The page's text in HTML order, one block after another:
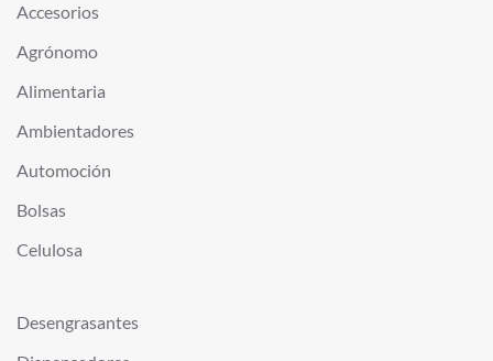
Accesorios
Agrónomo
Alimentaria
Ambientadores
Automoción
Bolsas
Celulosa
Desengrasantes